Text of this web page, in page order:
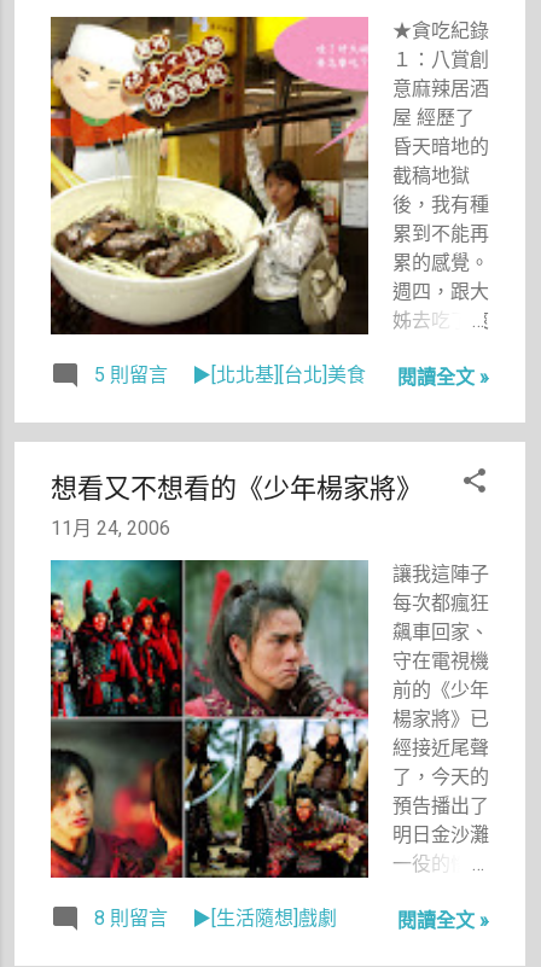
次為了匯豐
銀行提供許
多家五星級
大飯店用餐
「兩人同行
一人免費」
的活動，我
無論如何都
要辦到一張
白金卡。
★貪吃紀錄
１：八賞創
意麻辣居酒
屋 經歷了
昏天暗地的
截稿地獄
後，我有種
累到不能再
累的感覺。
週四，跟大
姊去吃了爽
的「八賞創
屋」，忘記
帶相機去拍
照，不過口
切，一直來
問：「還要
不要加鴨
血？」，而
且店員推薦
的臭豆腐，
辣中帶蝦
香，我覺得
滿好吃的。
另外，我選
的飲料「薰
沙」，本以
5 則留言 ▶[北北基][台北]美食 閱讀全文 »
想看又不想看的《少年楊家將》
11月 24, 2006
讓我這陣子
每次都瘋狂
飆車回家、
守在電視機
前的《少年
楊家將》已
經接近尾聲
了，今天的
預告播出了
明日金沙灘
一役的慘
壯烈犧牲被
8 則留言 ▶[生活隨想]戲劇 閱讀全文 »